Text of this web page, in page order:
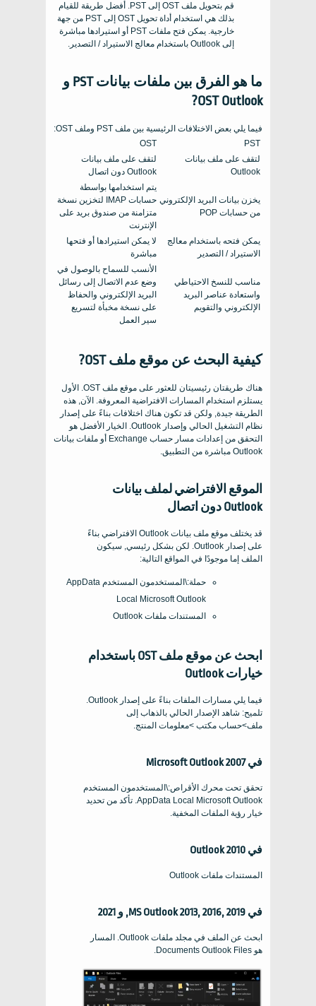
قم بتحويل ملف OST إلى PST. أفضل طريقة للقيام
بذلك هي استخدام أداة تحويل OST إلى PST من جهة
خارجية. يمكن فتح ملفات PST أو استيرادها مباشرة
إلى Outlook باستخدام معالج الاستيراد / التصدير.
ما هو الفرق بين ملفات بيانات PST و
OST Outlook?
فيما يلي بعض الاختلافات الرئيسية بين ملف PST وملف OST:
PST
OST
لتقف على ملف بيانات
Outlook
لتقف على ملف بيانات
Outlook دون اتصال
يخزن بيانات البريد الإلكتروني
من حسابات POP
يتم استخدامها بواسطة
حسابات IMAP لتخزين نسخة
متزامنة من صندوق بريد على
الإنترنت
يمكن فتحه باستخدام معالج
الاستيراد / التصدير
لا يمكن استيرادها أو فتحها
مباشرة
مناسب للنسخ الاحتياطي
واستعادة عناصر البريد
الإلكتروني والتقويم
الأنسب للسماح بالوصول في
وضع عدم الاتصال إلى رسائل
البريد الإلكتروني والحفاظ
على نسخة مخبأة لتسريع
سير العمل
كيفية البحث عن موقع ملف OST?
هناك طريقتان رئيسيتان للعثور على موقع ملف OST. الأول
يستلزم استخدام المسارات الافتراضية المعروفة. الآن, هذه
الطريقة جيدة, ولكن قد تكون هناك اختلافات بناءً على إصدار
نظام التشغيل الحالي وإصدار Outlook. الخيار الأفضل هو
التحقق من إعدادات مسار حساب Exchange أو ملفات بيانات
Outlook مباشرة من التطبيق.
الموقع الافتراضي لملف بيانات
Outlook دون اتصال
قد يختلف موقع ملف بيانات Outlook الافتراضي بناءً
على إصدار Outlook. لكن بشكل رئيسي, سيكون
الملف إما موجودًا في المواقع التالية:
حملة:\المستخدمون المستخدم AppData
Local Microsoft Outlook
المستندات ملفات Outlook
ابحث عن موقع ملف OST باستخدام
خيارات Outlook
فيما يلي مسارات الملفات بناءً على إصدار Outlook.
تلميح: شاهد الإصدار الحالي بالذهاب إلى
ملف>حساب مكتب >معلومات المنتج.
في Microsoft Outlook 2007
تحقق تحت محرك الأقراص:\المستخدمون المستخدم
AppData Local Microsoft Outlook. تأكد من تحديد
خيار رؤية الملفات المخفية.
في Outlook 2010
المستندات ملفات Outlook
في MS Outlook 2013, 2016, 2019, و 2021
ابحث عن الملف في مجلد ملفات Outlook. المسار
هو Documents Outlook Files.